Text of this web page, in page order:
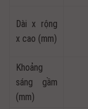
Dài x rộng
x cao (mm)
Khoảng
sáng gầm
(mm)